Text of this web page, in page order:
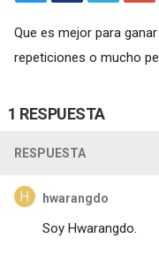
Que es mejor para
repeticiones o mucho
1 RESPUESTA
RESPUESTA
hwarangdo
Soy Hwarangdo.